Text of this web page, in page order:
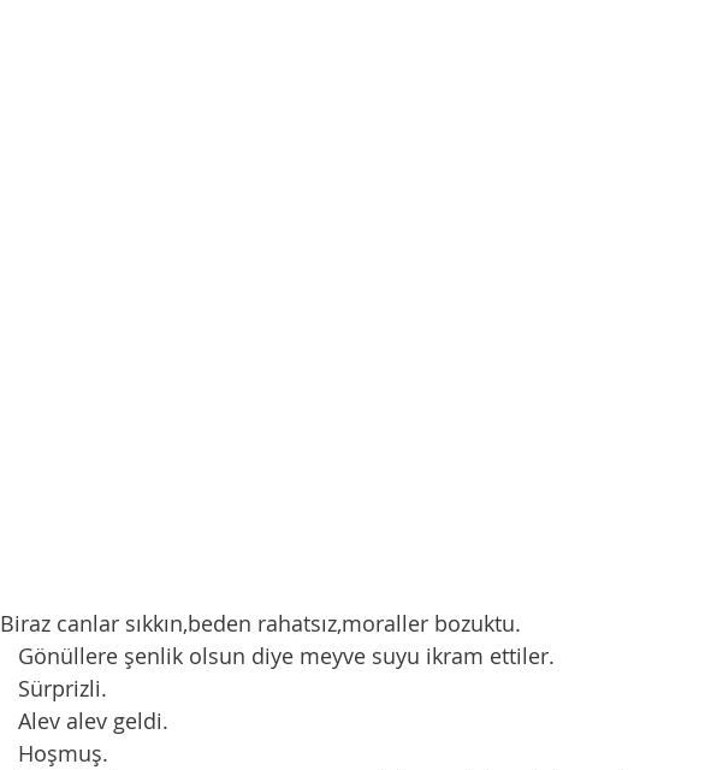
Biraz canlar sıkkın,beden rahatsız,moraller bozuktu.
   Gönüllere şenlik olsun diye meyve suyu ikram ettiler.
   Sürprizli.
   Alev alev geldi.
   Hoşmuş.